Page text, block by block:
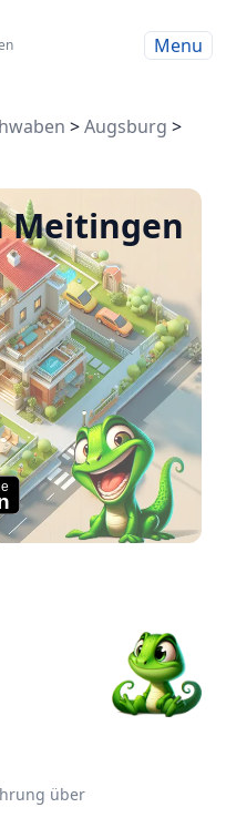
Menu
>Augsburg >
Meitingen
über